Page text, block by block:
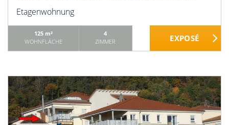
Etagenwohnung
125 m²
WOHNFLÄCHE
4
ZIMMER